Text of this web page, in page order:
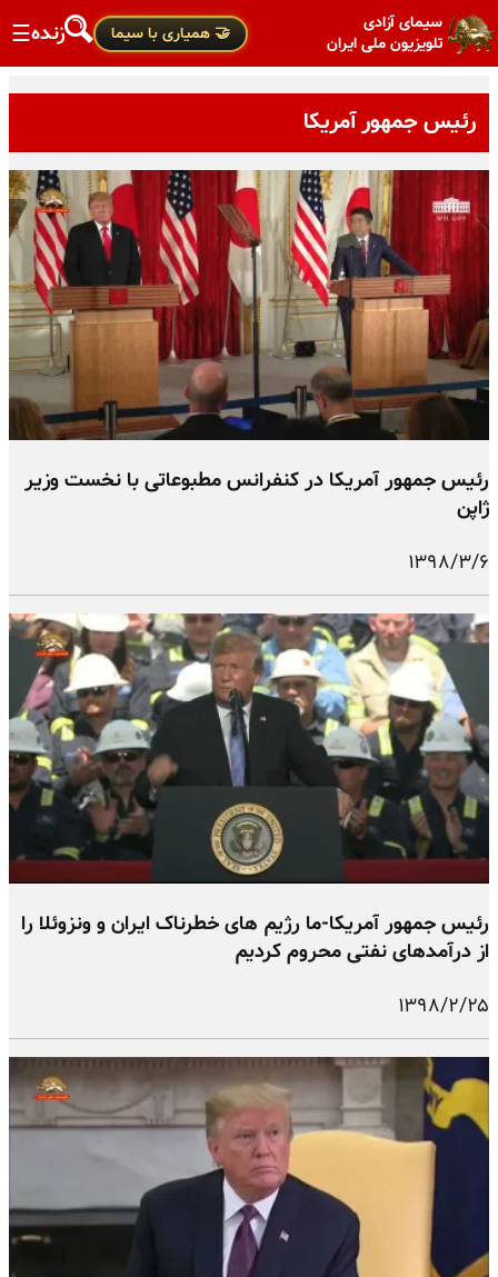
سیمای آزادی
تلویزیون ملی ایران
🤝 همیاری با سیما زنده☰
رئیس جمهور آمریکا
رئیس جمهور آمریکا در کنفرانس مطبوعاتی با نخست وزیر
ژاپن
۱۳۹۸/۳/۶
رئیس جمهور آمریکا-ما رژیم های خطرناک ایران و ونزوئلا را
از درآمدهای نفتی محروم کردیم
۱۳۹۸/۲/۲۵